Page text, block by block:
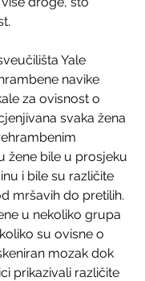
Yale
navike
za ovisnost o
svaka žena
žene bile u prosjeku
i bile su različite
mršavih do pretilih.
u nekoliko grupa
su ovisne o
mozak dok
prikazivali različite